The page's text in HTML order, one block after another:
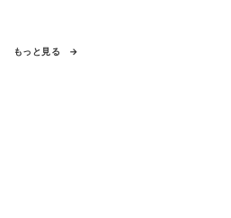
もっと見る